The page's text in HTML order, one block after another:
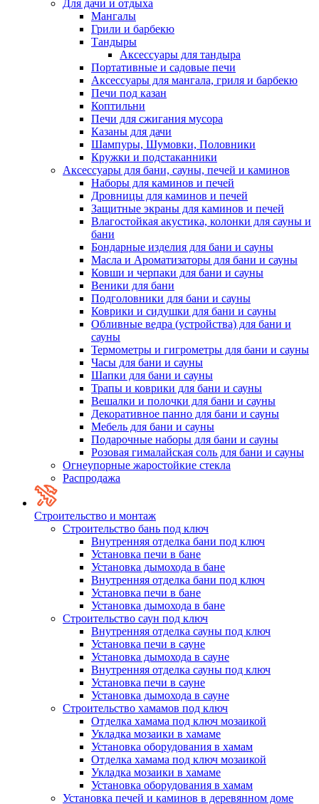
Для дачи и отдыха
Мангалы
Грили и барбекю
Тандыры
Аксессуары для тандыра
Портативные и садовые печи
Аксессуары для мангала, гриля и барбекю
Печи под казан
Коптильни
Печи для сжигания мусора
Казаны для дачи
Шампуры, Шумовки, Половники
Кружки и подстаканники
Аксессуары для бани, сауны, печей и каминов
Наборы для каминов и печей
Дровницы для каминов и печей
Защитные экраны для каминов и печей
Влагостойкая акустика, колонки для сауны и
бани
Бондарные изделия для бани и сауны
Масла и Ароматизаторы для бани и сауны
Ковши и черпаки для бани и сауны
Веники для бани
Подголовники для бани и сауны
Коврики и сидушки для бани и сауны
Обливные ведра (устройства) для бани и
сауны
Термометры и гигрометры для бани и сауны
Часы для бани и сауны
Шапки для бани и сауны
Трапы и коврики для бани и сауны
Вешалки и полочки для бани и сауны
Декоративное панно для бани и сауны
Мебель для бани и сауны
Подарочные наборы для бани и сауны
Розовая гималайская соль для бани и сауны
Огнеупорные жаростойкие стекла
Распродажа
Строительство и монтаж
Строительство бань под ключ
Внутренняя отделка бани под ключ
Установка печи в бане
Установка дымохода в бане
Внутренняя отделка бани под ключ
Установка печи в бане
Установка дымохода в бане
Строительство саун под ключ
Внутренняя отделка сауны под ключ
Установка печи в сауне
Установка дымохода в сауне
Внутренняя отделка сауны под ключ
Установка печи в сауне
Установка дымохода в сауне
Строительство хамамов под ключ
Отделка хамама под ключ мозаикой
Укладка мозаики в хамаме
Установка оборудования в хамам
Отделка хамама под ключ мозаикой
Укладка мозаики в хамаме
Установка оборудования в хамам
Установка печей и каминов в деревянном доме